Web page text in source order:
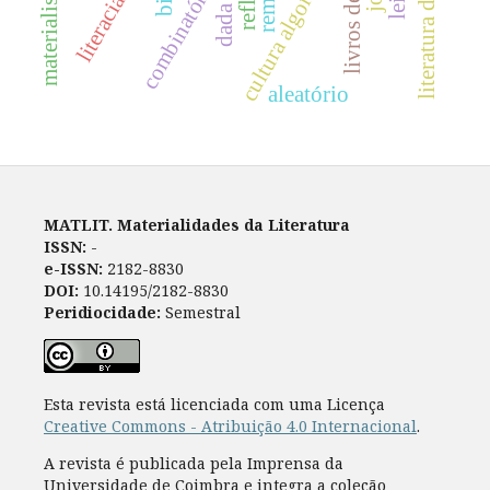
combinatório
aleatório
dada
materialismo
MATLIT. Materialidades da Literatura
ISSN: -
e-ISSN: 2182-8830
DOI: 10.14195/2182-8830
Peridiocidade: Semestral
Esta revista está licenciada com uma Licença
Creative Commons - Atribuição 4.0 Internacional.
A revista é publicada pela Imprensa da
Universidade de Coimbra e integra a coleção